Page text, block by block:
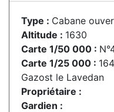
Type : Cabane
Altitude : 1630
Carte 1/50 000 :
Carte 1/25 000 :
Gazost le Lavedan
Propriétaire :
Gardien :